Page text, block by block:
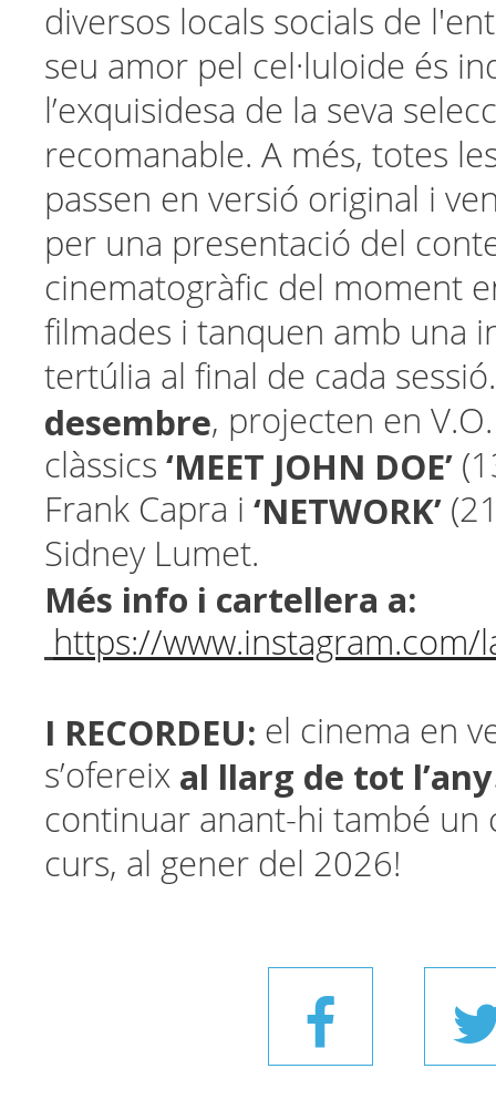
diversos locals socials de
seu amor pel cel·luloide és
l’exquisidesa de la seva
recomanable. A més, totes
passen en versió original i
per una presentació del
cinematogràfic del moment
filmades i tanquen amb una
tertúlia al final de cada
desembre, projecten en
clàssics ‘MEET JOHN DOE’
Frank Capra i ‘NETWORK’
Sidney Lumet.
Més info i cartellera a:
https://www.instagram.com/
I RECORDEU: el cinema en
s’ofereix al llarg de tot l’any
continuar anant-hi també un
curs, al gener del 2026!